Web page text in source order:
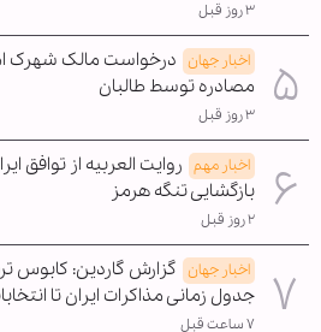
۳ روز قبل
اخبار جهان درخواست مالک شهرک
مصادره توسط طالبان
۳ روز قبل
اخبار مهم روایت العربیه از توافق
بازگشایی تنگه هرمز
۲ روز قبل
اخبار جهان گزارش گاردین: کابوس
جدول زمانی مذاکرات ایران تا
۷ ساعت قبل